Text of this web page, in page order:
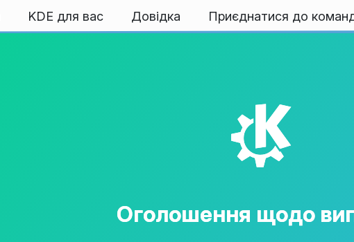
KDE для вас Довідка Приєднатися до
K
Оголошення щодо